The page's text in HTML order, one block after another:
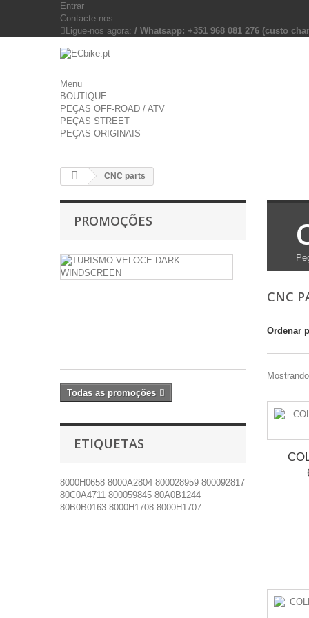
Entrar
Contacte-nos
Ligue-nos agora: / Whatsapp: +351 968 081 276 (custo
Menu
BOUTIQUE
PEÇAS OFF-ROAD / ATV
PEÇAS STREET
PEÇAS ORIGINAIS
CNC parts
PROMOÇÕES
VELOCE
-10%
Todas as promoções
ETIQUETAS
8000H0658 8000A2804 800028959 800092817
80C0A4711 800059845 80A0B1244
80B0B0163 8000H1708 8000H1707
CNC
Ordenar